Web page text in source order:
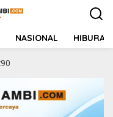
NASIONAL HIBURAN